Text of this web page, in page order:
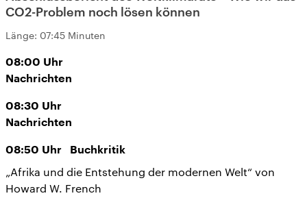
CO2-Problem noch lösen können
Länge: 07:45 Minuten
08:00 Uhr
Nachrichten
08:30 Uhr
Nachrichten
08:50 Uhr Buchkritik
„Afrika und die Entstehung der modernen Welt“ von
Howard W. French